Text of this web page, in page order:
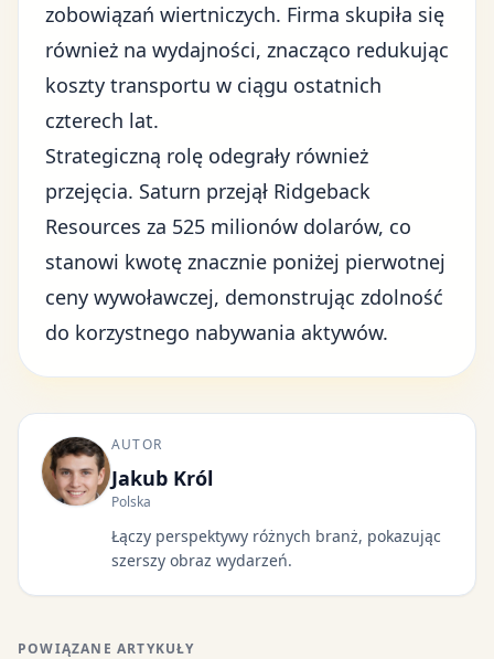
zobowiązań wiertniczych. Firma skupiła się
również na wydajności, znacząco redukując
koszty transportu w ciągu ostatnich
czterech lat.
Strategiczną rolę odegrały również
przejęcia. Saturn przejął Ridgeback
Resources za 525 milionów dolarów, co
stanowi kwotę znacznie poniżej pierwotnej
ceny wywoławczej, demonstrując zdolność
do korzystnego nabywania aktywów.
AUTOR
Jakub Król
Polska
Łączy perspektywy różnych branż, pokazując
szerszy obraz wydarzeń.
POWIĄZANE ARTYKUŁY